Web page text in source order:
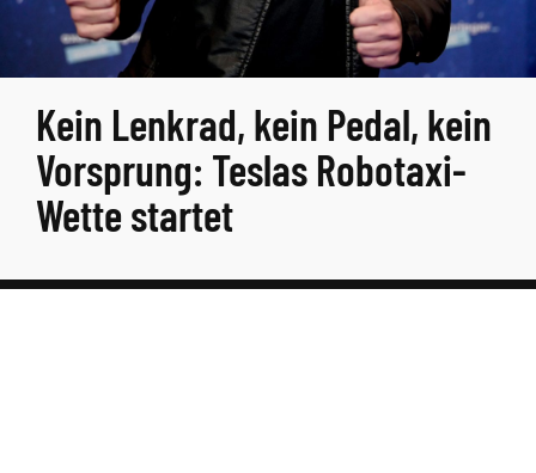
Kein Lenkrad, kein Pedal, kein
Vorsprung: Teslas Robotaxi-
Wette startet